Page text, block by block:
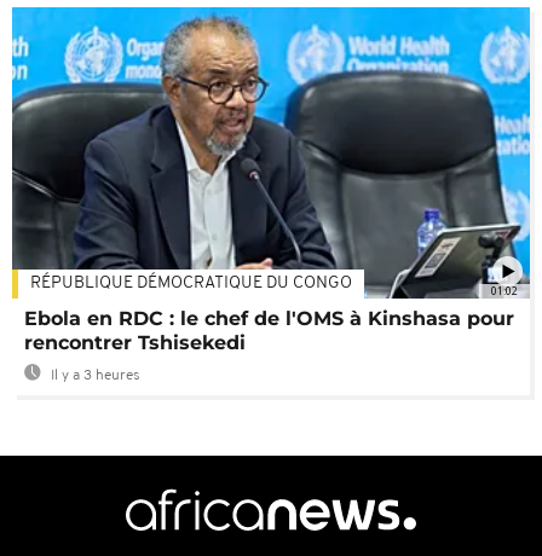
01:02
RÉPUBLIQUE DÉMOCRATIQUE DU CONGO
Ebola en RDC : le chef de l'OMS à Kinshasa pour
rencontrer Tshisekedi
Il y a 3 heures